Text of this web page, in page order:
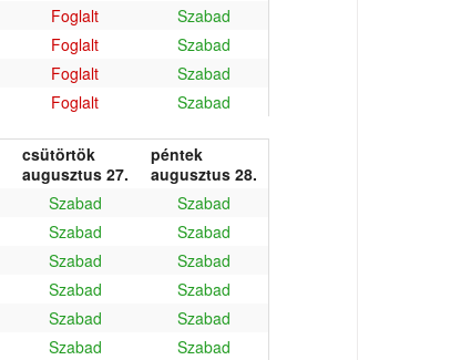
Foglalt
Szabad
Foglalt
Szabad
Foglalt
Szabad
Foglalt Szabad
csütörtök
augusztus 27.
péntek
augusztus 28.
Szabad
Szabad
Szabad
Szabad
Szabad
Szabad
Szabad
Szabad
Szabad
Szabad
Szabad
Szabad